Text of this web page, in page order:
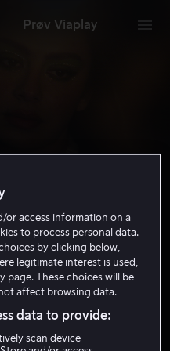
Prøv Viaplay
or access information on a
to process personal data.
by clicking below,
legitimate interest is used,
page. These choices will be
affect browsing data.
data to provide:
scan device